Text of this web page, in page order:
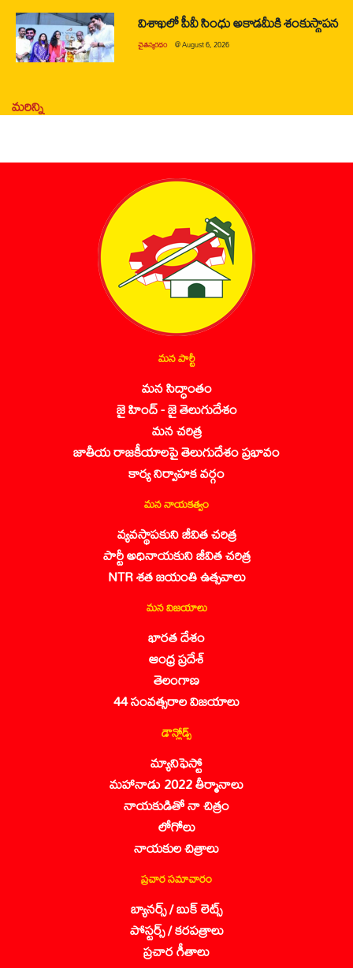
విశాఖలో పీవీ సింధు అకాడమీకి శంకుస్థాపన
చైతన్యరధం @August 6, 2026
మరిన్ని
మన పార్టీ
మన సిద్ధాంతం
జై హింద్ - జై తెలుగుదేశం
మన చరిత్ర
జాతీయ రాజకీయాలపై తెలుగుదేశం ప్రభావం
కార్య నిర్వాహక వర్గం
మన నాయకత్వం
వ్యవస్థాపకుని జీవిత చరిత్ర
పార్టీ అధినాయకుని జీవిత చరిత్ర
NTR శత జయంతి ఉత్సవాలు
మన విజయాలు
భారత దేశం
ఆంధ్ర ప్రదేశ్
తెలంగాణ
44 సంవత్సరాల విజయాలు
డౌన్లోడ్స్
మ్యానిఫెస్టో
మహానాడు 2022 తీర్మానాలు
నాయకుడితో నా చిత్రం
లోగోలు
నాయకుల చిత్రాలు
ప్రచార సమాచారం
బ్యానర్స్ / బుక్ లెట్స్
పోస్టర్స్ / కరపత్రాలు
ప్రచార గీతాలు